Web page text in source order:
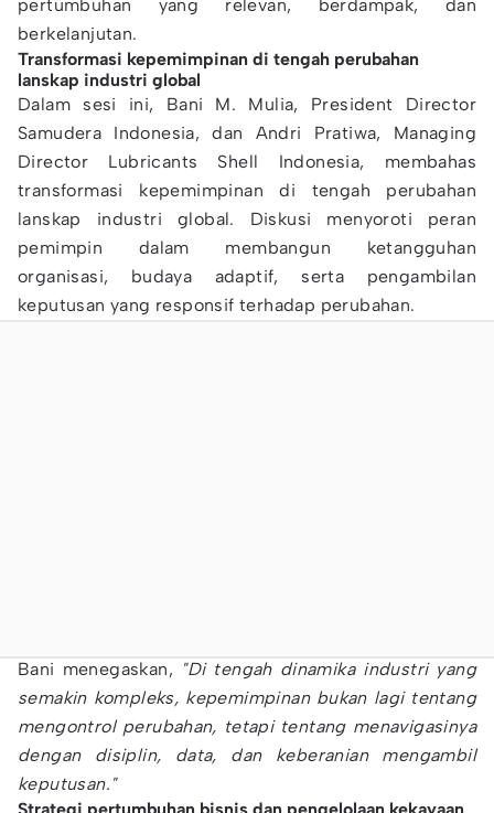
pertumbuhan yang relevan, berdampak, dan
berkelanjutan.
Transformasi kepemimpinan di tengah perubahan
lanskap industri global
Dalam sesi ini, Bani M. Mulia, President Director
Samudera Indonesia, dan Andri Pratiwa, Managing
Director Lubricants Shell Indonesia, membahas
transformasi kepemimpinan di tengah perubahan
lanskap industri global. Diskusi menyoroti peran
pemimpin dalam membangun ketangguhan
organisasi, budaya adaptif, serta pengambilan
keputusan yang responsif terhadap perubahan.
Bani menegaskan, "Di tengah dinamika industri yang
semakin kompleks, kepemimpinan bukan lagi tentang
mengontrol perubahan, tetapi tentang menavigasinya
dengan disiplin, data, dan keberanian mengambil
keputusan."